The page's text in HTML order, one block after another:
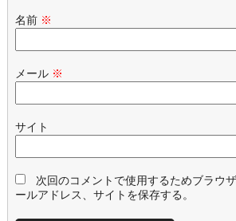
名前 ※
メール ※
サイト
次回のコメントで使用するためブラウ
ールアドレス、サイトを保存する。